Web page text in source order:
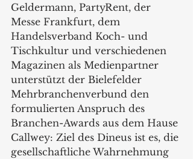
Geldermann, PartyRent, der
Messe Frankfurt, dem
Handelsverband Koch- und
Tischkultur und verschiedenen
Magazinen als Medienpartner
unterstützt der Bielefelder
Mehrbranchenverbund den
formulierten Anspruch des
Branchen-Awards aus dem Hause
Callwey: Ziel des Dineus ist es, die
gesellschaftliche Wahrnehmung